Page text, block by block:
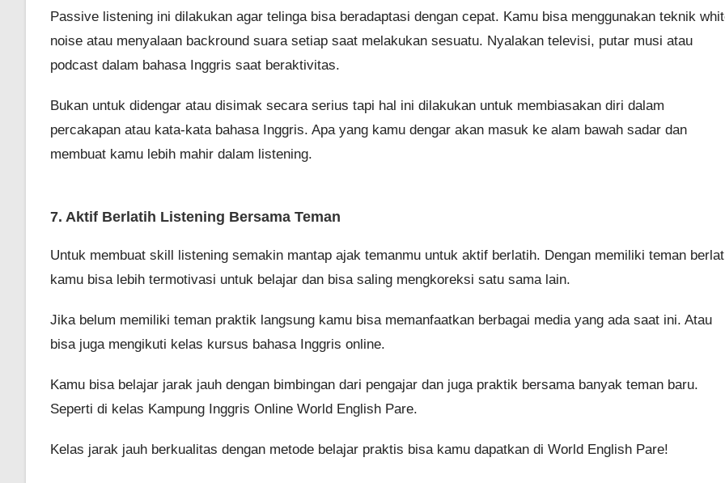
Passive listening ini dilakukan agar telinga bisa beradaptasi dengan cepat. Kamu bisa menggunakan teknik
noise atau menyalaan backround suara setiap saat melakukan sesuatu. Nyalakan televisi, putar musi atau
podcast dalam bahasa Inggris saat beraktivitas.
Bukan untuk didengar atau disimak secara serius tapi hal ini dilakukan untuk membiasakan diri dalam
percakapan atau kata-kata bahasa Inggris. Apa yang kamu dengar akan masuk ke alam bawah sadar dan
membuat kamu lebih mahir dalam listening.
7. Aktif Berlatih Listening Bersama Teman
Untuk membuat skill listening semakin mantap ajak temanmu untuk aktif berlatih. Dengan memiliki teman
kamu bisa lebih termotivasi untuk belajar dan bisa saling mengkoreksi satu sama lain.
Jika belum memiliki teman praktik langsung kamu bisa memanfaatkan berbagai media yang ada saat ini. Atau
bisa juga mengikuti kelas kursus bahasa Inggris online.
Kamu bisa belajar jarak jauh dengan bimbingan dari pengajar dan juga praktik bersama banyak teman baru.
Seperti di kelas Kampung Inggris Online World English Pare.
Kelas jarak jauh berkualitas dengan metode belajar praktis bisa kamu dapatkan di World English Pare!